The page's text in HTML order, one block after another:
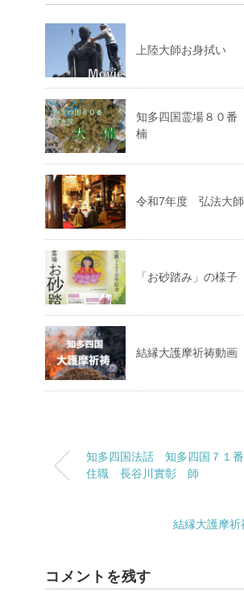
上陸大師お身拭い
知多四国霊場８０
楠
令和7年度 弘法大
「お砂踏み」の様子
結縁大護摩祈祷動画
知多四国法話 知多四国７１
住職 長谷川實彰 師
結縁大護摩祈
コメントを残す